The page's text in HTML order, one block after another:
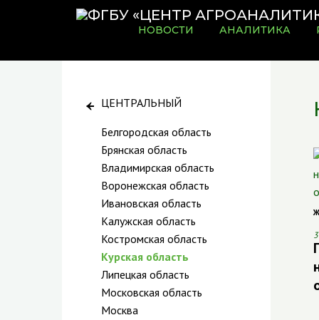
НОВОСТИ АНАЛИТИКА
ЦЕНТРАЛЬНЫЙ
Белгородская область
Брянская область
Владимирская область
Воронежская область
Ивановская область
Калужская область
Костромская область
Курская область
Липецкая область
Московская область
Москва